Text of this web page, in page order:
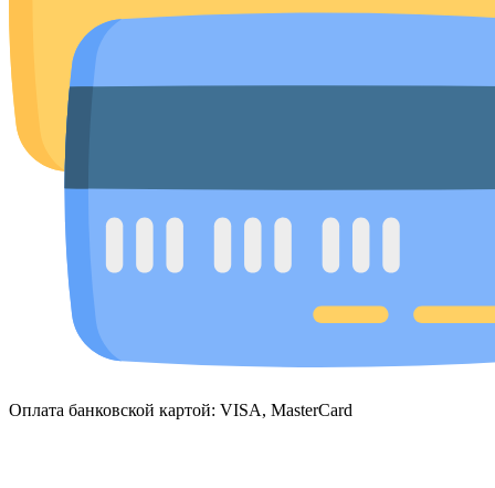
Оплата банковской картой: VISA, MasterCard